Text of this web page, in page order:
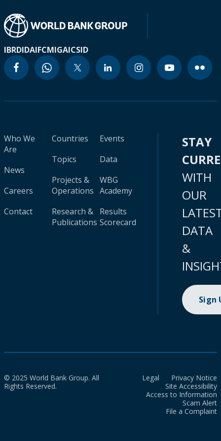
IBRDIDAIFCMIGAICSID
Who We
Are
News
Careers
Contact
Countries
Topics
Projects &
Operations
Research &
Publications
Events
Data
WBG
Academy
Results
Scorecard
STAY
WITH
OUR
DATA
&
Sign
© 2025 World Bank Group. All
Rights Reserved.
Legal
Privacy Notice
Site Accessibility
Access to Information
Scam Alert
File a Complaint